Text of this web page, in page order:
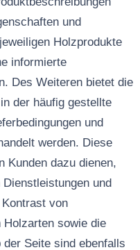
und
Holzprodukte
informierte
Des Weiteren bietet die
der häufig gestellte
und
werden. Diese
Kunden dazu dienen,
und
von
sowie die
Seite sind ebenfalls